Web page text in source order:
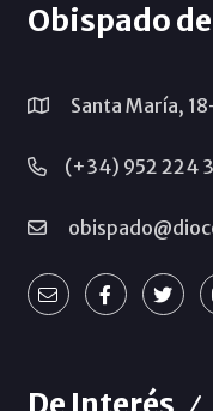
Obispado
Santa María,
(+34) 952 224